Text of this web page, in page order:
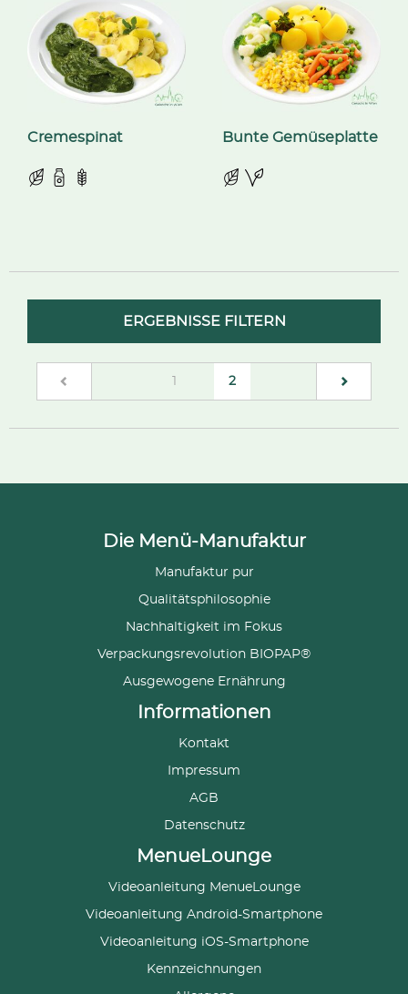
Cremespinat Bunte Gemüseplatte
ERGEBNISSE FILTERN
(current)2
Die Menü-Manufaktur
Manufaktur pur
Qualitätsphilosophie
Nachhaltigkeit im Fokus
Verpackungsrevolution BIOPAP®
Ausgewogene Ernährung
Informationen
Kontakt
Impressum
AGB
Datenschutz
MenueLounge
Videoanleitung MenueLounge
Videoanleitung Android-Smartphone
Videoanleitung iOS-Smartphone
Kennzeichnungen